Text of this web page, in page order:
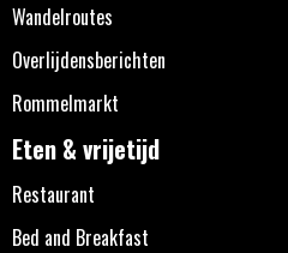
Wandelroutes
Overlijdensberichten
Rommelmarkt
Eten & vrijetijd
Restaurant
Bed and Breakfast